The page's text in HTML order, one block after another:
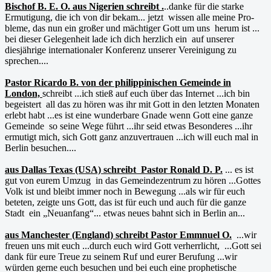
Bischof B. E. O. aus Nigerien schreibt ...danke für die starke
Ermutigung, die ich von dir bekam... jetzt wissen alle meine Pro-
bleme, das nun ein großer und mächtiger Gott um uns herum ist ...
bei dieser Gelegenheit lade ich dich herzlich ein auf unserer
diesjährige internationaler Konferenz unserer Vereinigung zu
sprechen....
Pastor Ricardo B. von der philippinischen Gemeinde in
London, schreibt ...ich stieß auf euch über das Internet ...ich bin
begeistert all das zu hören was ihr mit Gott in den letzten Monaten
erlebt habt ...es ist eine wunderbare Gnade wenn Gott eine ganze
Gemeinde so seine Wege führt ...ihr seid etwas Besonderes ...ihr
ermutigt mich, sich Gott ganz anzuvertrauen ...ich will euch mal in
Berlin besuchen....
aus Dallas Texas (USA) schreibt Pastor Ronald D. P. ... es ist
gut von eurem Umzug in das Gemeindezentrum zu hören ...Gottes
Volk ist und bleibt immer noch in Bewegung ...als wir für euch
beteten, zeigte uns Gott, das ist für euch und auch für die ganze
Stadt ein „Neuanfang“... etwas neues bahnt sich in Berlin an...
aus Manchester (England) schreibt Pastor Emmnuel O. ...wir
freuen uns mit euch ...durch euch wird Gott verherrlicht, ...Gott sei
dank für eure Treue zu seinem Ruf und eurer Berufung ...wir
würden gerne euch besuchen und bei euch eine prophetische